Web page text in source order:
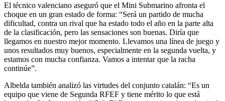
El técnico valenciano aseguró que el Mini Submarino afronta el
choque en un gran estado de forma: “Será un partido de mucha
dificultad, contra un rival que ha estado todo el año en la parte alta
de la clasificación, pero las sensaciones son buenas. Diría que
llegamos en nuestro mejor momento. Llevamos una línea de juego y
unos resultados muy buenos, especialmente en la segunda vuelta, y
estamos con mucha confianza. Vamos a intentar que la racha
continúe”.
Albelda también analizó las virtudes del conjunto catalán: “Es un
equipo que viene de Segunda RFEF y tiene mérito lo que está